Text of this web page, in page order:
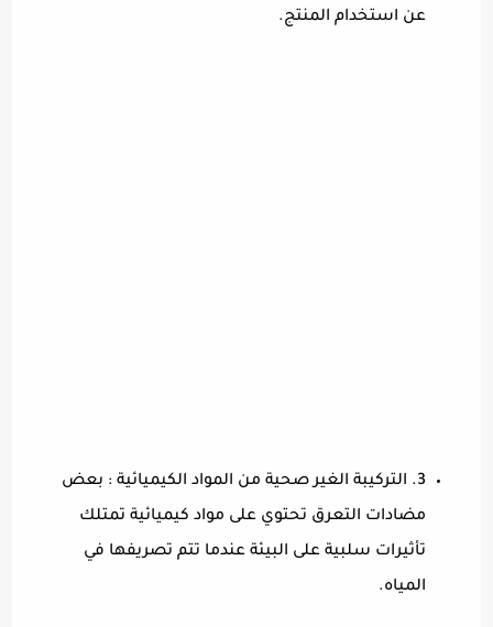
عن استخدام المنتج.
3. التركيبة الغير صحية من المواد الكيميائية : بعض
مضادات التعرق تحتوي على مواد كيميائية تمتلك
تأثيرات سلبية على البيئة عندما تتم تصريفها في
المياه.